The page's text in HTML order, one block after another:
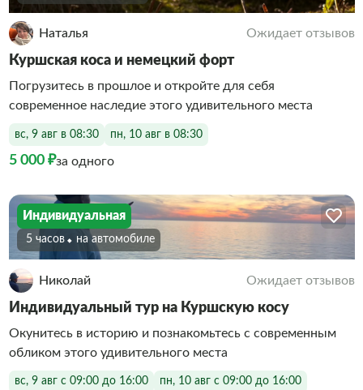
Наталья Ожидает отзывов
Куршская коса и немецкий форт
Погрузитесь в прошлое и откройте для себя
современное наследие этого удивительного места
вс, 9 авг в 08:30 пн, 10 авг в 08:30
5 000 ₽за одного
Индивидуальная
5 часов На автомобиле
Николай Ожидает отзывов
Индивидуальный тур на Куршскую косу
Окунитесь в историю и познакомьтесь с современным
обликом этого удивительного места
вс, 9 авг с 09:00 до 16:00 пн, 10 авг с 09:00 до 16:00